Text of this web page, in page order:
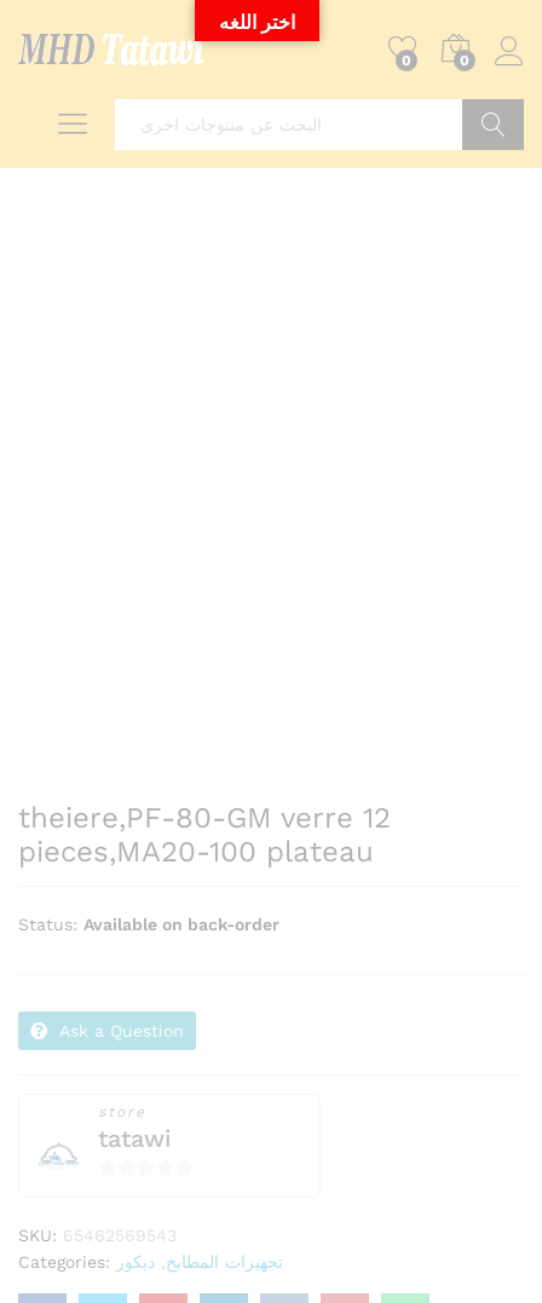
0 0
theiere,PF-80-GM verre 12
pieces,MA20-100 plateau
Status: Available on back-order
Ask a Question
store
tatawi
u
t
SKU: 65462569543
Categories:
تجهيزات المطابخ ديكور
اختر اللغه